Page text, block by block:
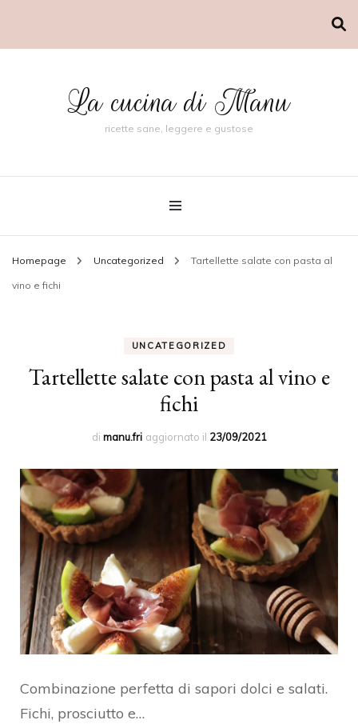
La cucina di Manu
ricette sane, leggere e gustose
Homepage Uncategorized Tartellette salate con pasta al
vino e fichi
UNCATEGORIZED
Tartellette salate con pasta al vino e
fichi
di manu.fri aggiornato il 23/09/2021
Combinazione perfetta di sapori dolci e salati.
Fichi, prosciutto e…